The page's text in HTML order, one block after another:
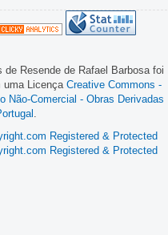
de Resende de Rafael Barbosa foi
uma Licença Creative Commons -
Não-Comercial - Obras Derivadas